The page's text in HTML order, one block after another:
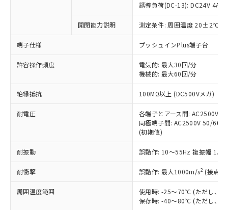
誘導負荷(DC-13): DC24V 4A/
開閉能力説明 測定条件: 周囲温度 20±2℃、
端子仕様 プッシュインPlus端子台
許容操作頻度
電気的: 最大30回/分
機械的: 最大60回/分
絶縁抵抗 100MΩ以上 (DC500Vメガ)
耐電圧
各端子とアース間: AC2500V
同極端子間: AC2500V 50/
(初期値)
耐振動 誤動作: 10～55Hz 複振幅
耐衝撃 誤動作: 最大1000m/s2 (接点
周囲温度範囲
使用時: -25～70℃ (ただし、氷
保存時: -40～80℃ (ただし、氷
以下の条件をお読みいただき、同意のうえ
本サービスは、当社制御機器事業取扱
商品の当社在庫状況および標準価格
(税抜)を提供させていただくもので
当社制御機器事業取扱商品の中には、
本サービスの対象外となる商品もある
ことをご了承ください。
在庫状況および標準価格照会結果は、
記載している更新日時点での社内デー
タに基づき作成されるものであり、閲
覧された時点での実際の在庫および標
準価格とは異なる場合があることをご
正式な納期状況および標準価格はお客
様のお取引先、またはお客様担当のオ
対応予定なし：EU RoHS指令（10物質）の
非含有に非対応の商品で、対応品を出す予
調査・確認中：EU RoHS指令（10物質）の
非含有の対応状況を調査中または確認中の
商品です。
害物質有無と関係のない商品です。
仕入先様の事情により、非含有部品として
いたものが、含有品と判明した場合などや
むを得ず変更することがあります。
鉛(Pb) 1000ppm以下、 水銀(Hg) 1000ppm以下、 カド
六価クロム(Cr(Ⅵ)) 1000ppm以下、ポリ臭化ビフェニル
類(PBB) 1000ppm以下、ポリ臭化ジフェニルエーテル類
(PBDE) 1000ppm以下、フタル酸ビス(2-エチルヘキシ
ル) (DEHP)(別名：DOP) 1000ppm以下、フタル酸ブチ
ルベンジル（BBP） 1000ppm以下、フタル酸ジブチル
（DBP） 1000ppm以下、フタル酸ジイソブチル
「○」：最大均質材料含有率が中国RoHSの
基準値以下であることを示します。
「×」：最大均質材料含有率が中国RoHSの
基準値を超えていることを示します。
「－」：未確認です。当社販売部門へお問
*中国RoHS10物質の基準値 (GB/T26572)：
Pb(鉛) :1000ppm、 Hg(水銀) : 1000ppm、 Cd(カドミウ
Cr(Ⅵ)(六価クロム) : 1000ppm、 PBBs(ポリ臭化ビフェ
ニル類) : 1000ppm、 PBDEs(ポリ臭化ジフェニルエーテ
ル類) : 1000ppm、
DBP(フタル酸ジブチル) : 1000ppm、 DIBP(フタル酸ジ
当社は、これら貴社製品のうち、外国
為替および外国貿易法に定める商品
（以下｢規制貨物等」という）を輸出
または国外への提供する場合は、日本
国政府の輸出許可(または役務取引許
可)を取得するなどの必要な手続きを
当社は規制貨物を破棄する場合は、完
全に破砕するなど、違法に輸出されな
一定数以上の在庫あり